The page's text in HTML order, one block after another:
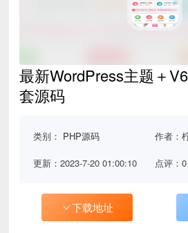
最新WordPress主题＋
套源码
类别： PHP源码 作者：
更新：2023-7-20 01:00:10 点评：
下载地址